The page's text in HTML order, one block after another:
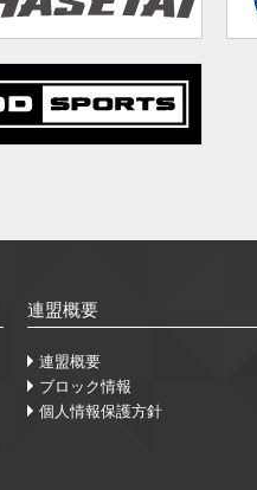
連盟概要
連盟概要
ブロック情報
個人情報保護方針